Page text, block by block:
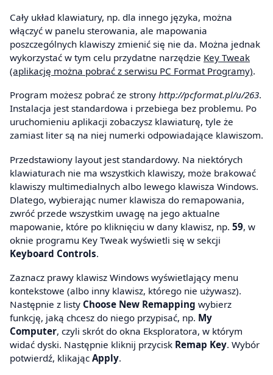
Cały układ klawiatury, np. dla innego języka, można
włączyć w panelu sterowania, ale mapowania
poszczególnych klawiszy zmienić się nie da. Można jednak
wykorzystać w tym celu przydatne narzędzie Key Tweak
(aplikację można pobrać z serwisu PC Format Programy).
Program możesz pobrać ze strony http://pcformat.pl/u/263.
Instalacja jest standardowa i przebiega bez problemu. Po
uruchomieniu aplikacji zobaczysz klawiaturę, tyle że
zamiast liter są na niej numerki odpowiadające klawiszom.
Przedstawiony layout jest standardowy. Na niektórych
klawiaturach nie ma wszystkich klawiszy, może brakować
klawiszy multimedialnych albo lewego klawisza Windows.
Dlatego, wybierając numer klawisza do remapowania,
zwróć przede wszystkim uwagę na jego aktualne
mapowanie, które po kliknięciu w dany klawisz, np. 59, w
oknie programu Key Tweak wyświetli się w sekcji
Keyboard Controls.
Zaznacz prawy klawisz Windows wyświetlający menu
kontekstowe (albo inny klawisz, którego nie używasz).
Następnie z listy Choose New Remapping wybierz
funkcję, jaką chcesz do niego przypisać, np. My
Computer, czyli skrót do okna Eksploratora, w którym
widać dyski. Następnie kliknij przycisk Remap Key. Wybór
potwierdź, klikając Apply.